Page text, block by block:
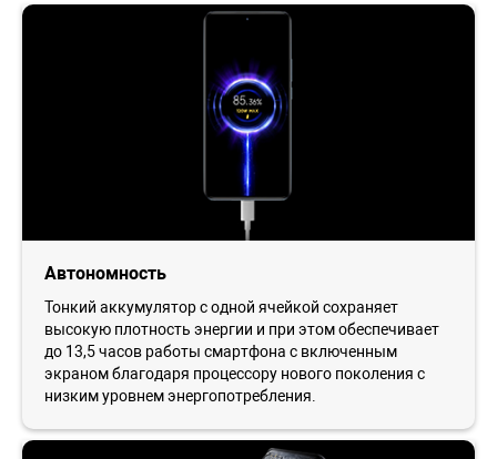
Автономность
Тонкий аккумулятор с одной ячейкой сохраняет
высокую плотность энергии и при этом обеспечивает
до 13,5 часов работы смартфона с включенным
экраном благодаря процессору нового поколения с
низким уровнем энергопотребления.